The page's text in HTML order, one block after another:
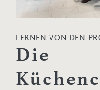
LERNEN VON DEN
Die